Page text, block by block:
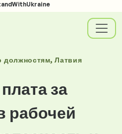
должностям, Латвия
за
рабочей